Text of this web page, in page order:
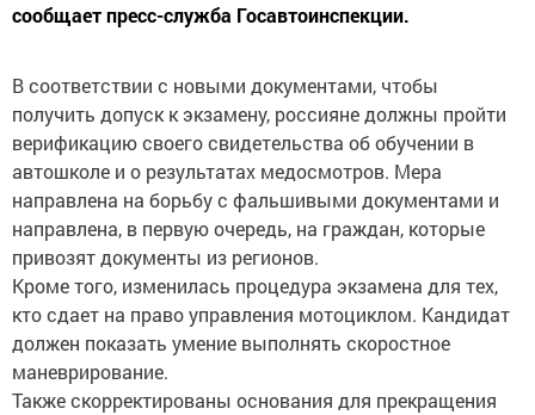
сообщает пресс-служба Госавтоинспекции.
В соответствии с новыми документами, чтобы
получить допуск к экзамену, россияне должны пройти
верификацию своего свидетельства об обучении в
автошколе и о результатах медосмотров. Мера
направлена на борьбу с фальшивыми документами и
направлена, в первую очередь, на граждан, которые
привозят документы из регионов.
Кроме того, изменилась процедура экзамена для тех,
кто сдает на право управления мотоциклом. Кандидат
должен показать умение выполнять скоростное
маневрирование.
Также скорректированы основания для прекращения